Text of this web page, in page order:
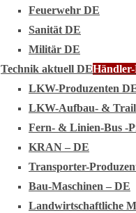
Feuerwehr DE
Sanität DE
Militär DE
Technik aktuell DE
LKW-Produzenten
LKW-Aufbau- &
Fern- & Linien-Bus -
KRAN – DE
Transporter-
Bau-Maschinen – DE
Landwirtschaftliche